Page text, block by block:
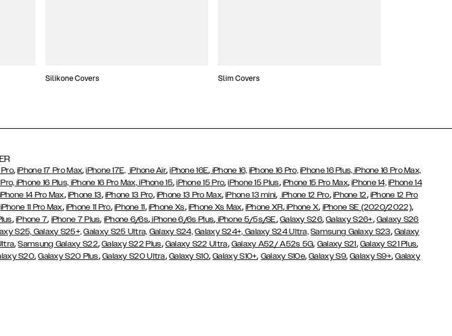
Silikone Covers Slim Covers
Pro,iPhone 17 Pro Max,iPhone 17E, iPhone Air,iPhone 16E, iPhone 16, iPhone 16 Pro, iPhone 16 Plus, iPhone 16 Pro Max,
iPhone 16 Plus, iPhone 16 Pro Max, iPhone 15,iPhone 15 Pro,iPhone 15 Plus, iPhone 15 Pro Max,iPhone 14, iPhone 14
iPhone 14 Pro Max, iPhone 13, iPhone 13 Pro, iPhone 13 Pro Max,iPhone 13 mini, iPhone 12 Pro, iPhone 12, iPhone 12 Pro
iPhone 11 Pro Max, iPhone 11 Pro, iPhone 11, iPhone Xs, iPhone Xs Max, iPhone XR,iPhone X, iPhone SE (2020/2022),
, iPhone 7, iPhone 7 Plus, iPhone 6/6s, iPhone 6/6s Plus, iPhone 5/5s/SE, Galaxy S26,Galaxy S26+, Galaxy S26
S25, Galaxy S25+, Galaxy S25 Ultra, Galaxy S24, Galaxy S24+, Galaxy S24 Ultra, Samsung Galaxy S23, Galaxy
,Samsung Galaxy S22,Galaxy S22 Plus, Galaxy S22 Ultra, Galaxy A52/ A52s 5G, Galaxy S21, Galaxy S21 Plus,
S20,Galaxy S20 Plus, Galaxy S20 Ultra, Galaxy S10,Galaxy S10+, Galaxy S10e,Galaxy S9,Galaxy S9+,Galaxy